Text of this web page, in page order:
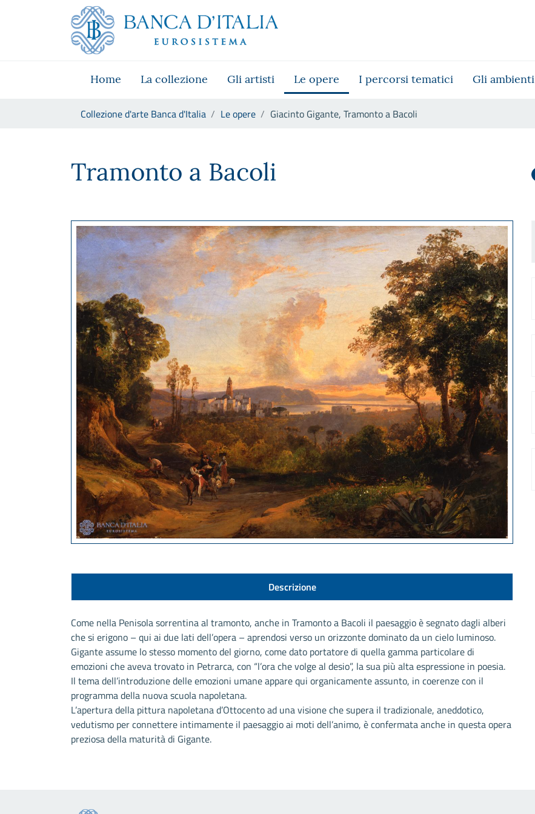
Skip to Main Content
Vai al sito istituzionale
Vai al menu di navigazione
Vai alla ricerca
Vai ai contenuti
Home La collezione Gli artisti Le opere I percorsi tematici Gli ambienti
Collezione d'arte Banca d'Italia Le opere Giacinto Gigante, Tramonto a Bacoli
Tramonto a Bacoli
Descrizione
Come nella Penisola sorrentina al tramonto, anche in Tramonto a Bacoli il paesaggio è segnato dagli alberi
che si erigono – qui ai due lati dell’opera – aprendosi verso un orizzonte dominato da un cielo luminoso.
Gigante assume lo stesso momento del giorno, come dato portatore di quella gamma particolare di
emozioni che aveva trovato in Petrarca, con “l’ora che volge al desio”, la sua più alta espressione in poesia.
Il tema dell’introduzione delle emozioni umane appare qui organicamente assunto, in coerenze con il
programma della nuova scuola napoletana.
L’apertura della pittura napoletana d’Ottocento ad una visione che supera il tradizionale, aneddotico,
vedutismo per connettere intimamente il paesaggio ai moti dell’animo, è confermata anche in questa opera
preziosa della maturità di Gigante.